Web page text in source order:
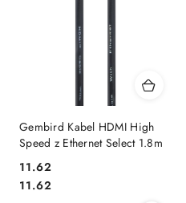
Gembird Kabel HDMI High
Speed z Ethernet Select 1.8m
Cena:
11.62
Cena:
11.62